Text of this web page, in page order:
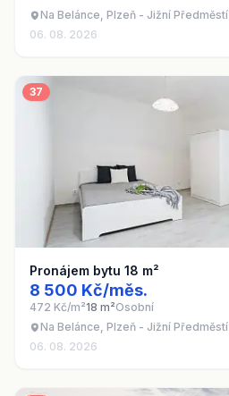
Na Belánce, Plzeň - Jižní Předměstí
06. 08. 2026
37
Pronájem bytu 18 m²
8 500 Kč/měs.
472 Kč/m²18 m²Osobní
Na Belánce, Plzeň - Jižní Předměstí
06. 08. 2026